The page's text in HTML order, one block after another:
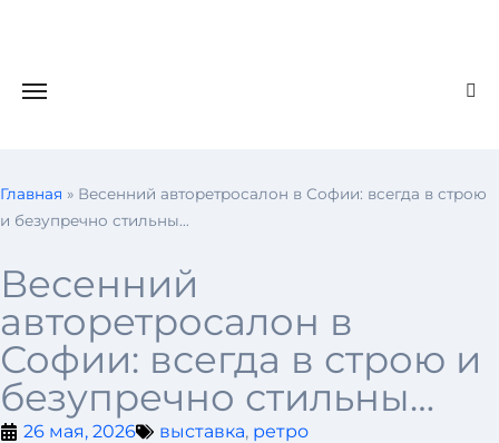
Главная » Весенний авторетросалон в Софии: всегда в строю
и безупречно стильны…
Весенний
авторетросалон в
Софии: всегда в строю и
безупречно стильны…
26 мая, 2026 выставка, ретро